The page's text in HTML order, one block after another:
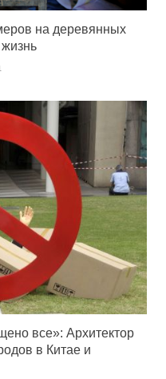
на деревянных
все»: Архитектор
в Китае и